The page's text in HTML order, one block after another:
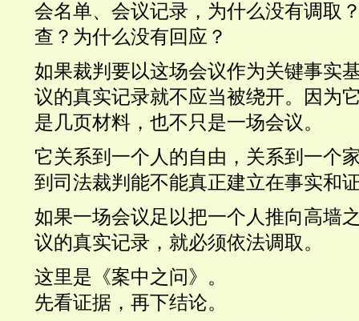
会名单、会议记录，为什么没有调取
查？为什么没有回应？
如果裁判要以这场会议作为关键事实
议的真实记录就不应当被绕开。因为
是几页材料，也不只是一场会议。
它关系到一个人的自由，关系到一个
到司法裁判能不能真正建立在事实和
如果一场会议足以把一个人推向高墙
议的真实记录，就必须依法调取。
这里是《案中之问》。
先看证据，再下结论。